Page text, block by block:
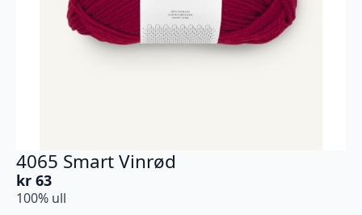
4065 Smart Vinrød
kr 63
100% ull